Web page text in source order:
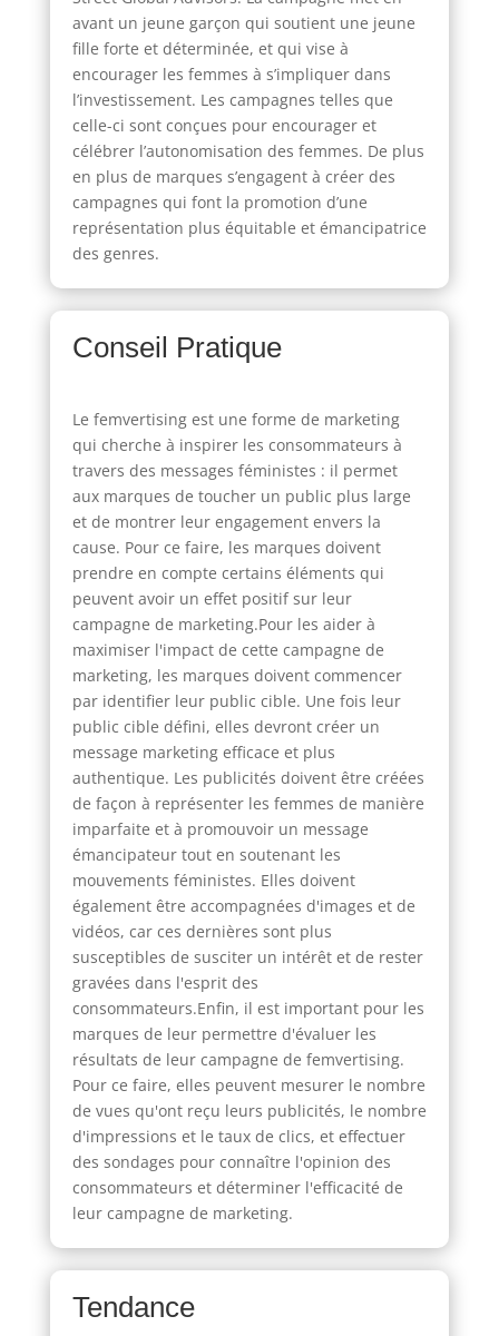
avant un jeune garçon qui soutient une jeune
fille forte et déterminée, et qui vise à
encourager les femmes à s’impliquer dans
l’investissement. Les campagnes telles que
celle-ci sont conçues pour encourager et
célébrer l’autonomisation des femmes. De plus
en plus de marques s’engagent à créer des
campagnes qui font la promotion d’une
représentation plus équitable et émancipatrice
des genres.
Conseil Pratique
Le femvertising est une forme de marketing
qui cherche à inspirer les consommateurs à
travers des messages féministes : il permet
aux marques de toucher un public plus large
et de montrer leur engagement envers la
cause. Pour ce faire, les marques doivent
prendre en compte certains éléments qui
peuvent avoir un effet positif sur leur
campagne de marketing.Pour les aider à
maximiser l'impact de cette campagne de
marketing, les marques doivent commencer
par identifier leur public cible. Une fois leur
public cible défini, elles devront créer un
message marketing efficace et plus
authentique. Les publicités doivent être créées
de façon à représenter les femmes de manière
imparfaite et à promouvoir un message
émancipateur tout en soutenant les
mouvements féministes. Elles doivent
également être accompagnées d'images et de
vidéos, car ces dernières sont plus
susceptibles de susciter un intérêt et de rester
gravées dans l'esprit des
consommateurs.Enfin, il est important pour les
marques de leur permettre d'évaluer les
résultats de leur campagne de femvertising.
Pour ce faire, elles peuvent mesurer le nombre
de vues qu'ont reçu leurs publicités, le nombre
d'impressions et le taux de clics, et effectuer
des sondages pour connaître l'opinion des
consommateurs et déterminer l'efficacité de
leur campagne de marketing.
Tendance